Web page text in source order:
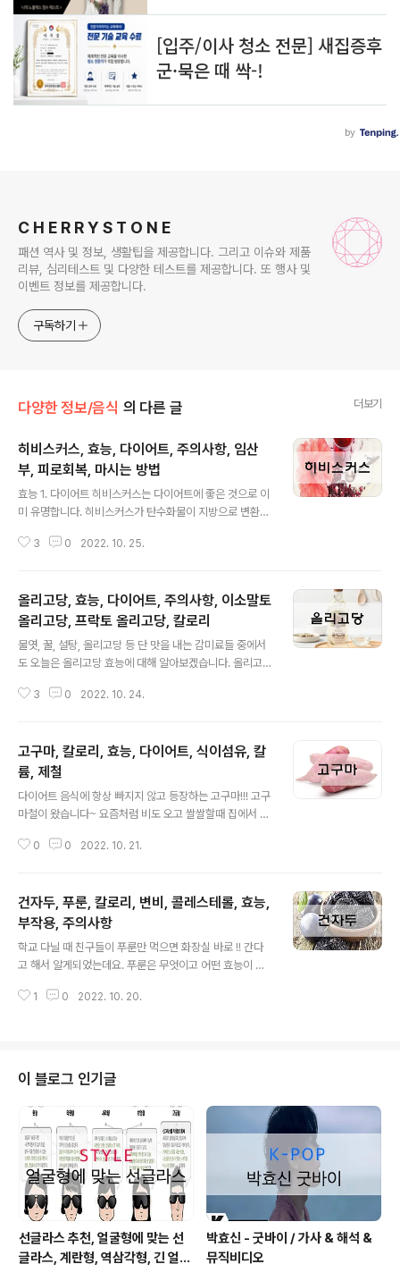
C H E R R Y S T O N E
패션 역사 및 정보, 생활팁을 제공합니다. 그리고 이슈와 제품
리뷰, 심리테스트 및 다양한 테스트를 제공합니다. 또 행사 및
이벤트 정보를 제공합니다.
구독하기
다양한 정보/음식 의 다른 글 더보기
히비스커스, 효능, 다이어트, 주의사항, 임산
부, 피로회복, 마시는 방법
효능 1. 다이어트 히비스커스는 다이어트에 좋은 것으로 이
미 유명합니다. 히비스커스가 탄수화물이 지방으로 변환하
과 갈산, 폴리페놀과 같은 성분들이 함유되어 있는데, 이러
될 수 있습니다. 출처: 네이버 출처: 네이버 2. 눈 건강 히비
스커스에는 안토시아닌 성분이 함유되어 있는데, 안토시아
닌은 단백질의 일종인 로돕신의 합성을 도와 안구 기능을
개선하고 눈의 피로를 풀어주는 효능을 보입니다. 3. 노화
방지 & 미백 & 탄력 히비스커스에는 비타민A, 비타민C와
구연산이 풍부하게 함유되어 있어 주름 개선, 피부 노화 방
3 0 2022. 10. 25.
올리고당, 효능, 다이어트, 주의사항, 이소말토
올리고당, 프락토 올리고당, 칼로리
물엿, 꿀, 설탕, 올리고당 등 단 맛을 내는 감미료들 중에서
도 오늘은 올리고당 효능에 대해 알아보겠습니다. 올리고
채소 등에도 함유되어 있는 성분입니다. 몸에 해로운 설탕
이 반찬을 만들 때 쓰거나 맛탕 등의 디저트로 활용하기에
좋습니다. 올리고당에는 종류가 많기 때문에 그 활용법이
나 고르는 방법 등에서도 차이가 있습니다. 불을 많이 가하
지 않는 음식에는 프락토올리고당을 사용하는 것이 좋으며
좋다고 합니다. 또, 제품을 선택할 때에는 반드시 제품 성분
3 0 2022. 10. 24.
고구마, 칼로리, 효능, 다이어트, 식이섬유, 칼
륨, 제철
다이어트 음식에 항상 빠지지 않고 등장하는 고구마!!! 고구
마철이 왔습니다~ 요즘처럼 비도 오고 쌀쌀할때 집에서 따
리나라 전지역에서 재배하는 쌍떡잎 식물의 일종으로 재배
스팅에서는 고구마에 대해 좀 더 알아보겠습니다. 출처: 네
이버 칼로리 100g 당 128kcal 효능 1. 몸속 독소 제거 고
구마에는 비타민 C가 풍부하게 있어 감기를 예방하고, 상
처의 치유 돕습니다. 또, 피부에 좋은 콜라겐을 생성하고 독
소로부터 우리 몸을 보호해 줍니다. 2. 다이어트에 효과 고
구마는 열량이 낮고 영양분도 풍부하여 밥 대신 섭취 가능
0 0 2022. 10. 21.
건자두, 푸룬, 칼로리, 변비, 콜레스테롤, 효능,
부작용, 주의사항
학교 다닐 때 친구들이 푸룬만 먹으면 화장실 바로 !! 간다
고 해서 알게되었는데요. 푸룬은 무엇이고 어떤 효능이 있
두를 말린 것으로 말린 자두, 프룬 건자두 등으로 불리고 있
종 비타민 등이 풍부하며 생자두에 비해 부피가 작아 여행
을 가거나 외출을 할 때 휴대가 편리한 장점이 있습니다. 출
처: 네이버 칼로리 100g 당 237kcal 효능 1. 변비 예방 푸
룬에는 섬유질과 당알코올인 소르비톨 성분이 풍부하게 함
유되어 있어 변비를 개선하는 효과가 있습니다. 음식이 소
화되는 것을 도와주..
1 0 2022. 10. 20.
이 블로그 인기글
선글라스 추천, 얼굴형에 맞는 선
글라스, 계란형, 역삼각형, 긴 얼굴
박효신 - 굿바이 / 가사 & 해석 &
뮤직비디오